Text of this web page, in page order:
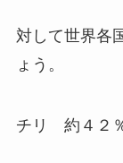
対して世界各
ょう。
チリ 約４２